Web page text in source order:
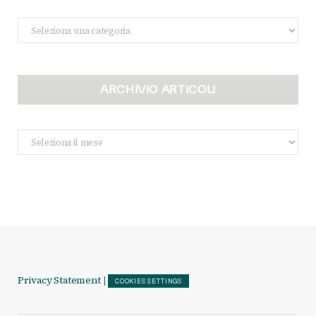
Categorie
ARCHIVIO ARTICOLI
Archivio
Articoli
Privacy Statement | COOKIES SETTINGS